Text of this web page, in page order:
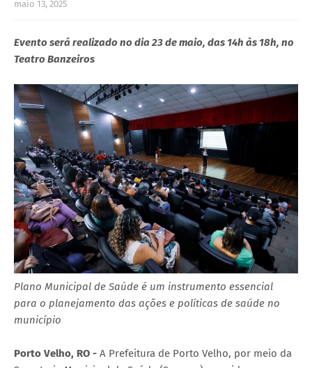
maio 13, 2025
Evento será realizado no dia 23 de maio, das 14h às 18h, no
Teatro Banzeiros
Plano Municipal de Saúde é um instrumento essencial
para o planejamento das ações e políticas de saúde no
município
Porto Velho, RO - A Prefeitura de Porto Velho, por meio da